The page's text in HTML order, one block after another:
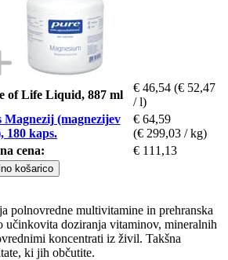
of Life Liquid, 887 ml
€ 46,54 (€ 52,47
/ l)
Magnezij (magnezijev
180 kaps.
€ 64,59
(€ 299,03 / kg)
cena:
€ 111,13
košarico
polnovredne multivitamine in prehranska
učinkovita doziranja vitaminov, mineralnih
koncentrati iz živil. Takšna
ki jih občutite.